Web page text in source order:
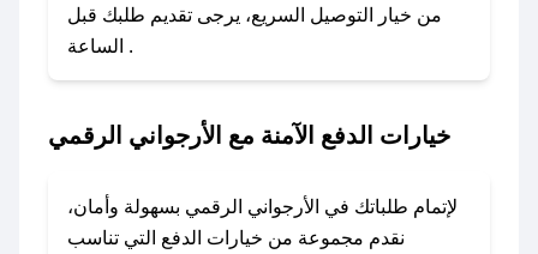
1. انسخ كود الخصم من تطبيق صحصح.
2. الصقه في خانة الدفع عند التسوق من الأرجواني
الرقمي.
### ماذا أفعل إذا لم يعمل كود الخصم؟
الرسائل الخاصة على تويتر أو البريد الإلكتروني،
وسنقوم بحل المشكلة في أسرع وقت ممكن.
من خيار التوصيل السريع، يرجى تقديم طلبك قبل
الساعة .
خيارات الدفع الآمنة مع الأرجواني الرقمي
لإتمام طلباتك في الأرجواني الرقمي بسهولة وأمان،
نقدم مجموعة من خيارات الدفع التي تناسب